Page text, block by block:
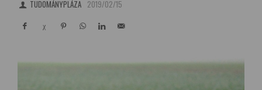
TUDOMÁNYPLÁZA 2019/02/15